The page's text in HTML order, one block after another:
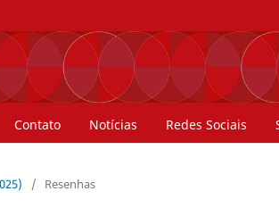
Contato Notícias Redes Sociais
/ Resenhas